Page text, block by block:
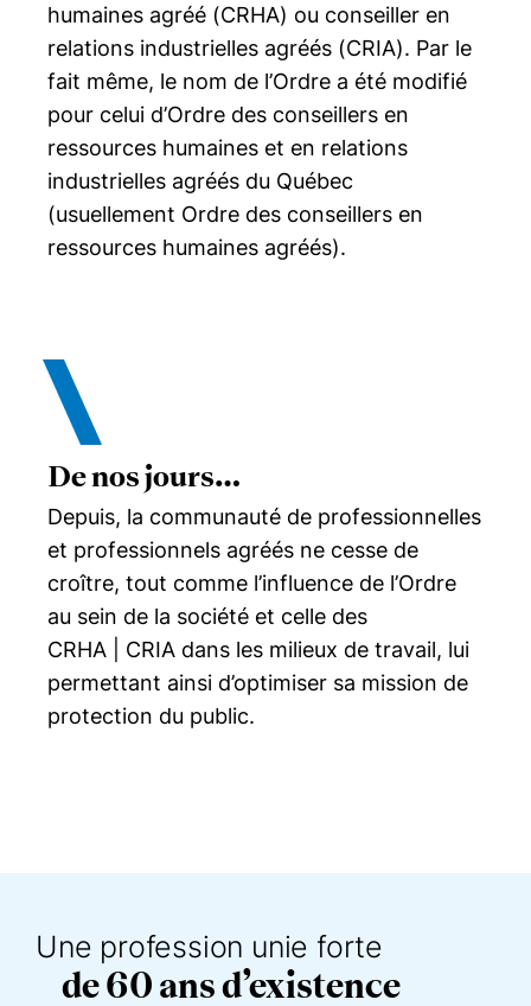
humaines agréé (CRHA) ou conseiller en
relations industrielles agréés (CRIA). Par le
fait même, le nom de l’Ordre a été modifié
pour celui d’Ordre des conseillers en
ressources humaines et en relations
industrielles agréés du Québec
(usuellement Ordre des conseillers en
ressources humaines agréés).
De nos jours…
Depuis, la communauté de professionnelles
et professionnels agréés ne cesse de
croître, tout comme l’influence de l’Ordre
au sein de la société et celle des
CRHA | CRIA dans les milieux de travail, lui
permettant ainsi d’optimiser sa mission de
protection du public.
Une profession unie forte
de 60 ans d’existence